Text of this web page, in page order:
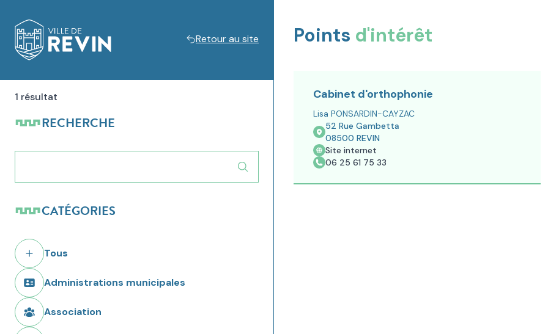
Retour au site
1 résultat
RECHERCHE
CATÉGORIES
Tous
Administrations municipales
Association
Points d'intérêt
Cabinet d'orthophonie
Lisa PONSARDIN-CAYZAC
52 Rue Gambetta
08500 REVIN
Site internet
06 25 61 75 33